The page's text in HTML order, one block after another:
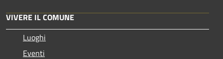
VIVERE IL COMUNE
Luoghi
Eventi